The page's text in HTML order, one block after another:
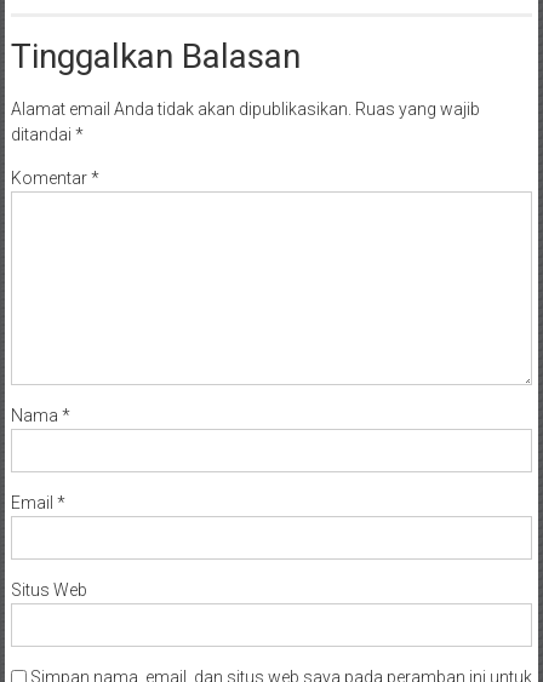
Tinggalkan Balasan
Alamat email Anda tidak akan dipublikasikan. Ruas yang wajib
ditandai *
Komentar*
Nama *
Email *
Situs Web
Simpan nama, email, dan situs web saya pada peramban ini untuk